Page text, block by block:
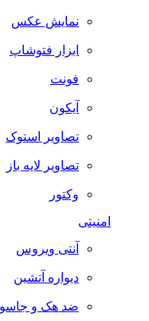
نمایش عکس
ابزار فتوشاپ
فونت
آیکون
تصاویر استوک
تصاویر لایه باز
وکتور
امنیتی
آنتی ویروس
دیواره آتشین
ضد هک و جاسوسی